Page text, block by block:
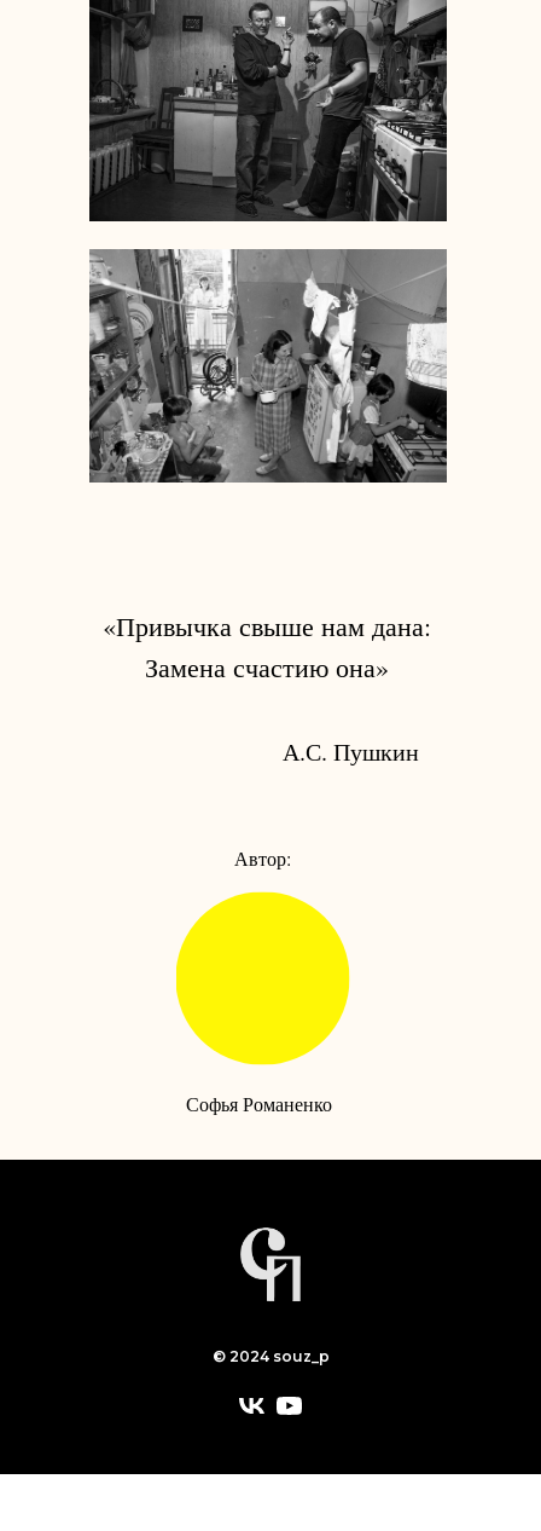
«Привычка свыше нам дана:
Замена счастию она»
А.С. Пушкин
Автор:
Софья Романенко
© 2024 souz_p